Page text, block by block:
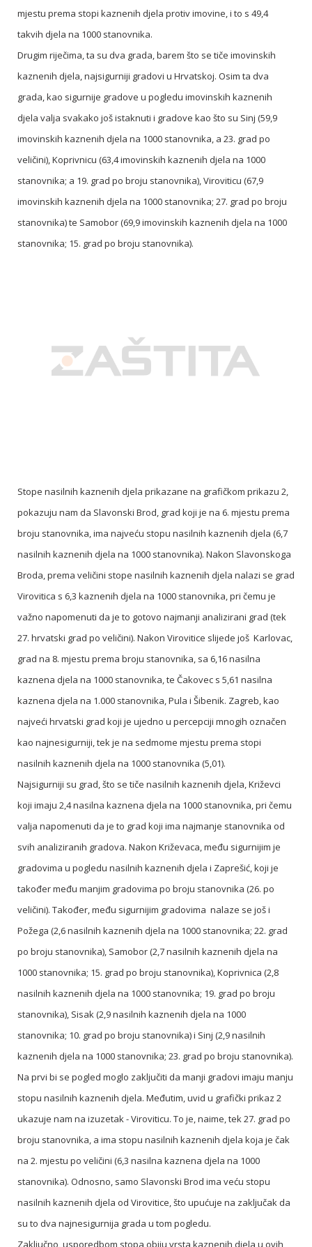
mjestu prema stopi kaznenih djela protiv imovine, i to s 49,4
takvih djela na 1000 stanovnika.
Drugim riječima, ta su dva grada, barem što se tiče imovinskih
kaznenih djela, najsigurniji gradovi u Hrvatskoj. Osim ta dva
grada, kao sigurnije gradove u pogledu imovinskih kaznenih
djela valja svakako još istaknuti i gradove kao što su Sinj (59,9
imovinskih kaznenih djela na 1000 stanovnika, a 23. grad po
veličini), Koprivnicu (63,4 imovinskih kaznenih djela na 1000
stanovnika; a 19. grad po broju stanovnika), Viroviticu (67,9
imovinskih kaznenih djela na 1000 stanovnika; 27. grad po broju
stanovnika) te Samobor (69,9 imovinskih kaznenih djela na 1000
stanovnika; 15. grad po broju stanovnika).
Stope nasilnih kaznenih djela prikazane na grafičkom prikazu 2,
pokazuju nam da Slavonski Brod, grad koji je na 6. mjestu prema
broju stanovnika, ima najveću stopu nasilnih kaznenih djela (6,7
nasilnih kaznenih djela na 1000 stanovnika). Nakon Slavonskoga
Broda, prema veličini stope nasilnih kaznenih djela nalazi se grad
Virovitica s 6,3 kaznenih djela na 1000 stanovnika, pri čemu je
važno napomenuti da je to gotovo najmanji analizirani grad (tek
27. hrvatski grad po veličini). Nakon Virovitice slijede još Karlovac,
grad na 8. mjestu prema broju stanovnika, sa 6,16 nasilna
kaznena djela na 1000 stanovnika, te Čakovec s 5,61 nasilna
kaznena djela na 1.000 stanovnika, Pula i Šibenik. Zagreb, kao
najveći hrvatski grad koji je ujedno u percepciji mnogih označen
kao najnesigurniji, tek je na sedmome mjestu prema stopi
nasilnih kaznenih djela na 1000 stanovnika (5,01).
Najsigurniji su grad, što se tiče nasilnih kaznenih djela, Križevci
koji imaju 2,4 nasilna kaznena djela na 1000 stanovnika, pri čemu
valja napomenuti da je to grad koji ima najmanje stanovnika od
svih analiziranih gradova. Nakon Križevaca, među sigurnijim je
gradovima u pogledu nasilnih kaznenih djela i Zaprešić, koji je
također među manjim gradovima po broju stanovnika (26. po
veličini). Također, među sigurnijim gradovima nalaze se još i
Požega (2,6 nasilnih kaznenih djela na 1000 stanovnika; 22. grad
po broju stanovnika), Samobor (2,7 nasilnih kaznenih djela na
1000 stanovnika; 15. grad po broju stanovnika), Koprivnica (2,8
nasilnih kaznenih djela na 1000 stanovnika; 19. grad po broju
stanovnika), Sisak (2,9 nasilnih kaznenih djela na 1000
stanovnika; 10. grad po broju stanovnika) i Sinj (2,9 nasilnih
kaznenih djela na 1000 stanovnika; 23. grad po broju stanovnika).
Na prvi bi se pogled moglo zaključiti da manji gradovi imaju manju
stopu nasilnih kaznenih djela. Međutim, uvid u grafički prikaz 2
ukazuje nam na izuzetak - Viroviticu. To je, naime, tek 27. grad po
broju stanovnika, a ima stopu nasilnih kaznenih djela koja je čak
na 2. mjestu po veličini (6,3 nasilna kaznena djela na 1000
stanovnika). Odnosno, samo Slavonski Brod ima veću stopu
nasilnih kaznenih djela od Virovitice, što upućuje na zaključak da
su to dva najnesigurnija grada u tom pogledu.
Zaključno, usporedbom stopa obiju vrsta kaznenih djela u ovih